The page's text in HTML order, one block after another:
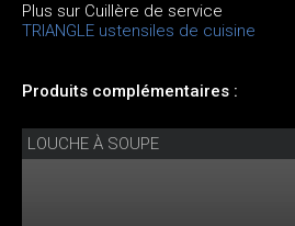
Plus sur Cuillère de service
TRIANGLE ustensiles de cuisine
Produits complémentaires :
LOUCHE À SOUPE